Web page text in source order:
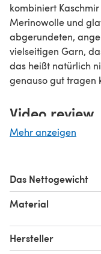
kombiniert
Merinowolle und
abgerundeten,
vielseitigen Garn,
das heißt natürlich
genauso gut tragen
Video review
Mehr anzeigen
Das Nettogewicht
Material
Hersteller